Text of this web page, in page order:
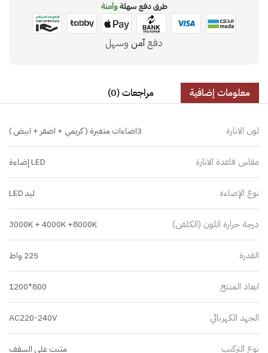
طرق دفع سهلةوآمنة
دفعآمن وسهل
معلومات إضافية مراجعات (0)
لون الانارة 3اضاءات متغيرة ( كريمي + اصفر + ابيض )
مقاس قاعدة الانارة LED إضاءة
نوع الإضاءة ليد LED
درجة حرارة اللون (الكلفن) 3000K + 4000K +8000K
القدرة 225 واط
ابعاد المنتج 800*1200
الجهد الكهربائي AC220-240V
نوع التركيب مثبت على السقف